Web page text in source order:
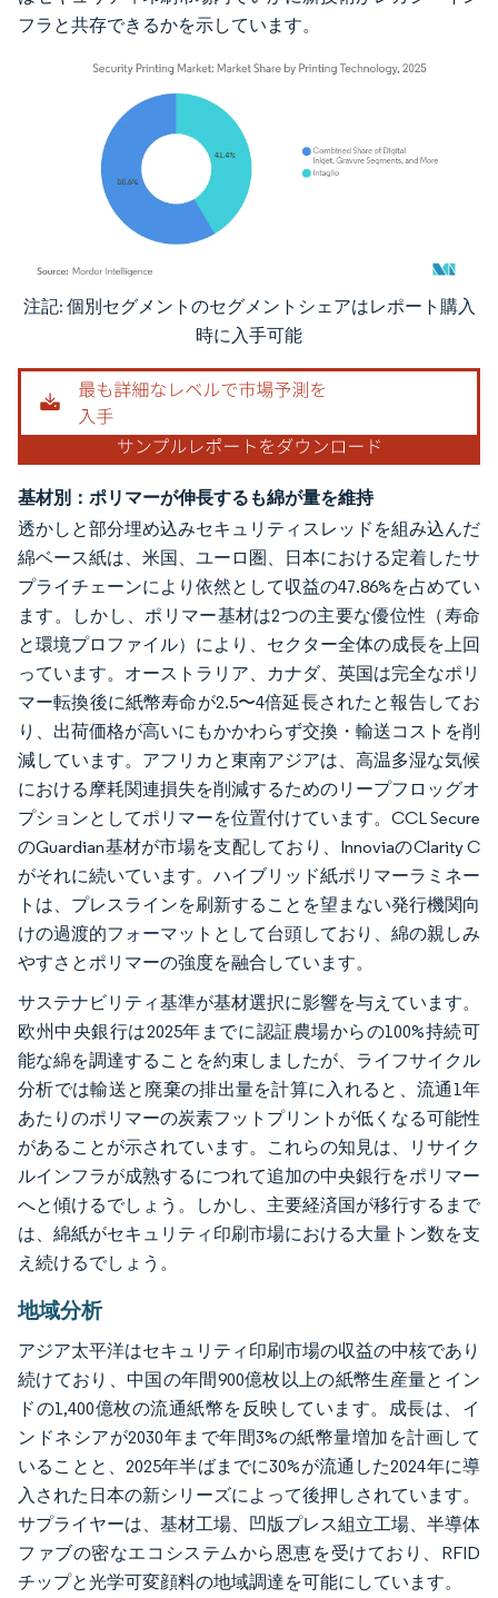
フラと共存できるかを示しています。
画像 © Mordor Intelligence。再利用にはCC BY 4.0の表示が必要です。
注記: 個別セグメントのセグメントシェアはレポート購入
時に入手可能
基材別：ポリマーが伸長するも綿が量を維持
透かしと部分埋め込みセキュリティスレッドを組み込んだ
綿ベース紙は、米国、ユーロ圏、日本における定着したサ
プライチェーンにより依然として収益の47.86%を占めてい
ます。しかし、ポリマー基材は2つの主要な優位性（寿命
と環境プロファイル）により、セクター全体の成長を上回
っています。オーストラリア、カナダ、英国は完全なポリ
マー転換後に紙幣寿命が2.5〜4倍延長されたと報告してお
り、出荷価格が高いにもかかわらず交換・輸送コストを削
減しています。アフリカと東南アジアは、高温多湿な気候
における摩耗関連損失を削減するためのリープフロッグオ
プションとしてポリマーを位置付けています。CCL Secure
のGuardian基材が市場を支配しており、InnoviaのClarity C
がそれに続いています。ハイブリッド紙ポリマーラミネー
トは、プレスラインを刷新することを望まない発行機関向
けの過渡的フォーマットとして台頭しており、綿の親しみ
やすさとポリマーの強度を融合しています。
サステナビリティ基準が基材選択に影響を与えています。
欧州中央銀行は2025年までに認証農場からの100%持続可
能な綿を調達することを約束しましたが、ライフサイクル
分析では輸送と廃棄の排出量を計算に入れると、流通1年
あたりのポリマーの炭素フットプリントが低くなる可能性
があることが示されています。これらの知見は、リサイク
ルインフラが成熟するにつれて追加の中央銀行をポリマー
へと傾けるでしょう。しかし、主要経済国が移行するまで
は、綿紙がセキュリティ印刷市場における大量トン数を支
え続けるでしょう。
地域分析
アジア太平洋はセキュリティ印刷市場の収益の中核であり
続けており、中国の年間900億枚以上の紙幣生産量とイン
ドの1,400億枚の流通紙幣を反映しています。成長は、イ
ンドネシアが2030年まで年間3%の紙幣量増加を計画して
いることと、2025年半ばまでに30%が流通した2024年に導
入された日本の新シリーズによって後押しされています。
サプライヤーは、基材工場、凹版プレス組立工場、半導体
ファブの密なエコシステムから恩恵を受けており、RFID
チップと光学可変顔料の地域調達を可能にしています。